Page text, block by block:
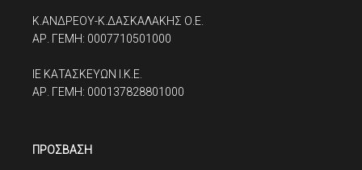
K.ΑΝΔΡΕΟΥ-Κ.ΔΑΣΚΑΛΑΚΗΣ Ο.Ε.
ΑΡ. ΓΕΜΗ: 0007710501000
ΙΕ ΚΑΤΑΣΚΕΥΩΝ I.K.E.
ΑΡ. ΓΕΜΗ: 000137828801000
ΠΡΟΣΒΑΣΗ